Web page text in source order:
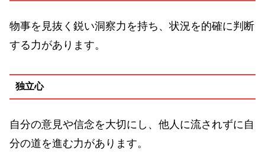
物事を見抜く鋭い洞察力を持ち、状況を的確に判断
する力があります。
独立心
自分の意見や信念を大切にし、他人に流されずに自
分の道を進む力があります。